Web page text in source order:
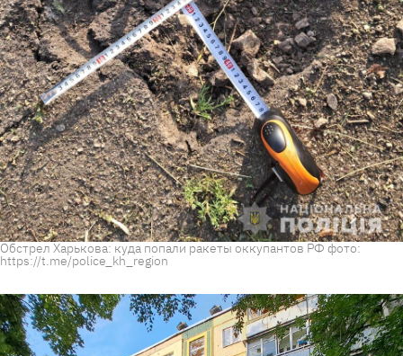
Обстрел Харькова: куда попали ракеты оккупантов РФ фото:
https://t.me/police_kh_region